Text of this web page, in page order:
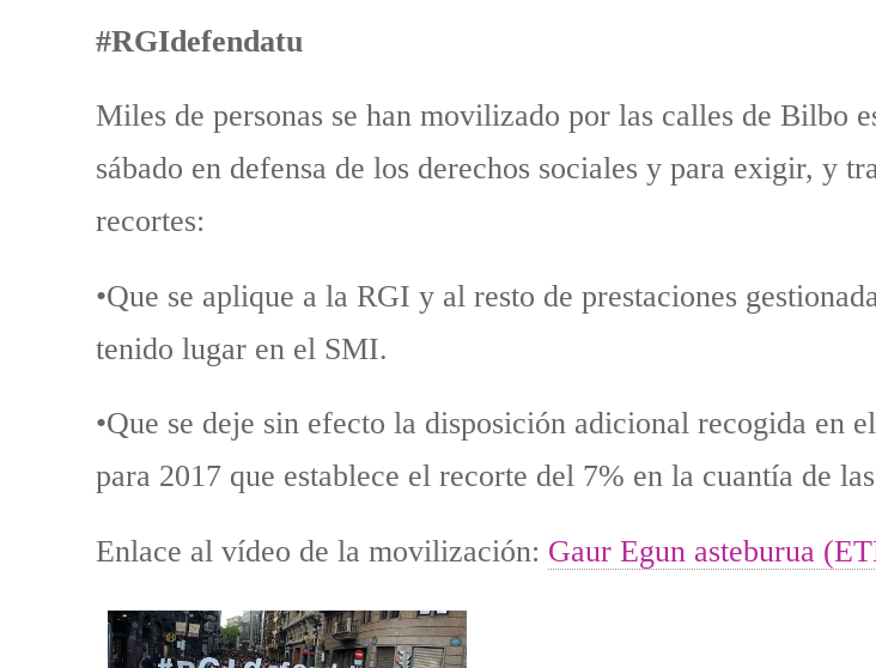
#RGIdefendatu
Miles de personas se han movilizado por las calles de Bilbo
sábado en defensa de los derechos sociales y para exigir, y
recortes:
•Que se aplique a la RGI y al resto de prestaciones
tenido lugar en el SMI.
•Que se deje sin efecto la disposición adicional recogida en
para 2017 que establece el recorte del 7% en la cuantía de
Enlace al vídeo de la movilización: Gaur Egun asteburua